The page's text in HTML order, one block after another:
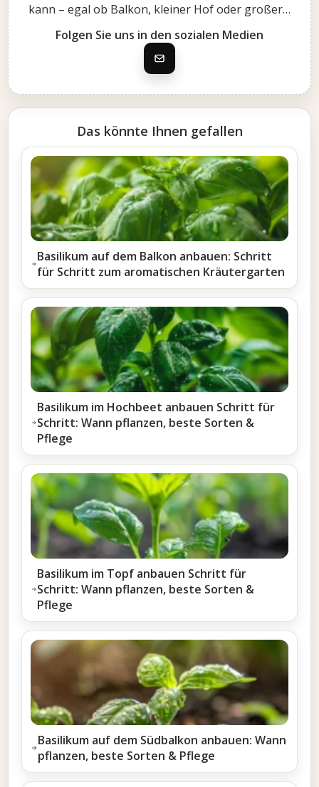
kann – egal ob Balkon, kleiner Hof oder großer…
Folgen Sie uns in den sozialen Medien
Das könnte Ihnen gefallen
Basilikum auf dem Balkon anbauen: Schritt
für Schritt zum aromatischen Kräutergarten
Basilikum im Hochbeet anbauen Schritt für
Schritt: Wann pflanzen, beste Sorten &
Pflege
Basilikum im Topf anbauen Schritt für
Schritt: Wann pflanzen, beste Sorten &
Pflege
Basilikum auf dem Südbalkon anbauen: Wann
pflanzen, beste Sorten & Pflege